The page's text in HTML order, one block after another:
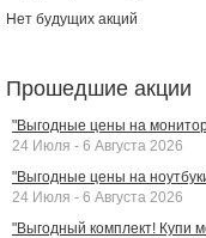
Нет будущих акций
Прошедшие акции
"Выгодные цены на
24 Июля - 6 Августа 2026
"Выгодные цены на
24 Июля - 6 Августа 2026
"Выгодный комплект! Купи